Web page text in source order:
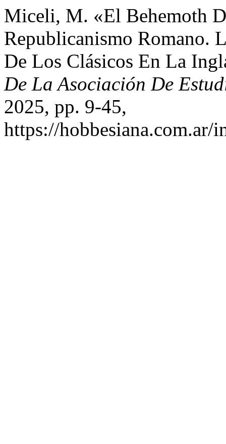
Miceli, M. «El Behemoth
Republicanismo Romano.
De Los Clásicos En La
De La Asociación De
2025, pp. 9-45,
https://hobbesiana.com.ar/